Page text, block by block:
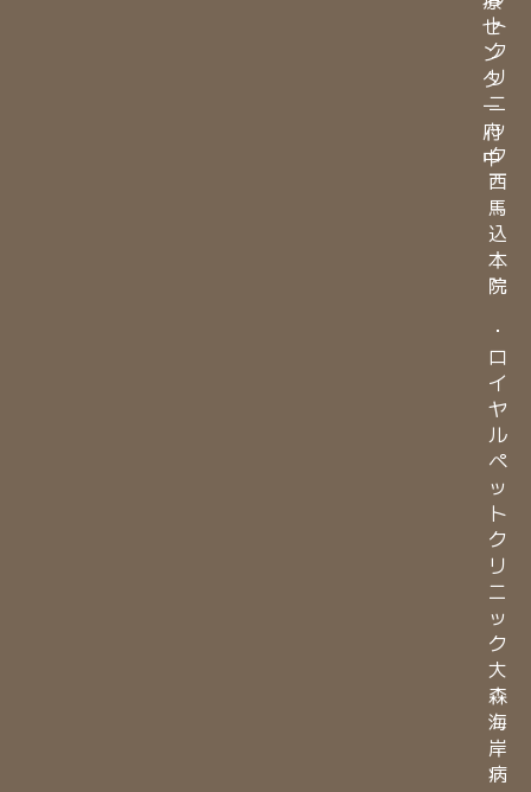
ト
ク
リ
ニ
ッ
ク
西
馬
込
本
院
・
ロ
イ
ヤ
ル
ペ
ッ
ト
ク
リ
ニ
ッ
ク
大
森
海
岸
病
セ
ン
タ
ー
府
中